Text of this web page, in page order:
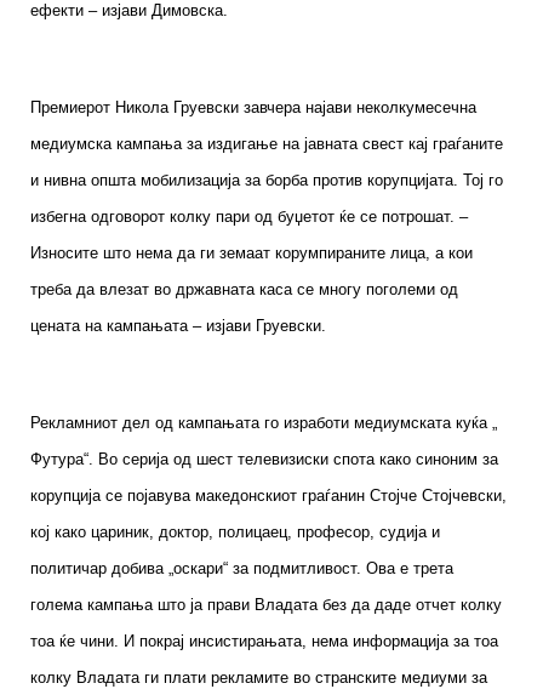
ефекти – изјави Димовска.
Премиерот Никола Груевски завчера најави неколкумесечна
медиумска кампања за издигање на јавната свест кај граѓаните
и нивна општа мобилизација за борба против корупцијата. Тој го
избегна одговорот колку пари од буџетот ќе се потрошат. –
Износите што нема да ги земаат корумпираните лица, а кои
треба да влезат во државната каса се многу поголеми од
цената на кампањата – изјави Груевски.
Рекламниот дел од кампањата го изработи медиумската куќа „
Футура“. Во серија од шест телевизиски спота како синоним за
корупција се појавува македонскиот граѓанин Стојче Стојчевски,
кој како цариник, доктор, полицаец, професор, судија и
политичар добива „оскари“ за подмитливост. Ова е трета
голема кампања што ја прави Владата без да даде отчет колку
тоа ќе чини. И покрај инсистирањата, нема информација за тоа
колку Владата ги плати рекламите во странските медиуми за